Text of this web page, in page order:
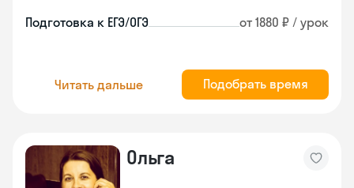
Подготовка к ЕГЭ/ОГЭ от 1880 ₽ / урок
Читать дальше Подобрать время
Ольга